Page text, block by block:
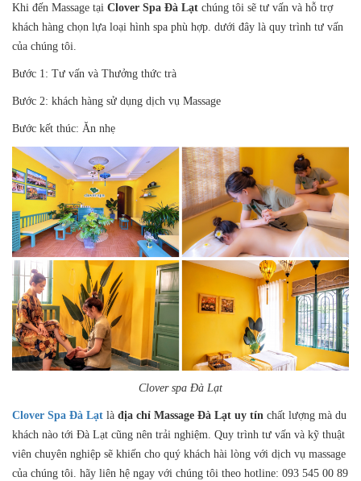
Khi đến Massage tại Clover Spa Đà Lạt chúng tôi sẽ tư vấn và hỗ trợ
khách hàng chọn lựa loại hình spa phù hợp. dưới đây là quy trình tư vấn
của chúng tôi.
Bước 1: Tư vấn và Thưởng thức trà
Bước 2: khách hàng sử dụng dịch vụ Massage
Bước kết thúc: Ăn nhẹ
Clover spa Đà Lạt
Clover Spa Đà Lạt là địa chỉ Massage Đà Lạt uy tín chất lượng mà du
khách nào tới Đà Lạt cũng nên trải nghiệm. Quy trình tư vấn và kỹ thuật
viên chuyên nghiệp sẽ khiến cho quý khách hài lòng với dịch vụ massage
của chúng tôi. hãy liên hệ ngay với chúng tôi theo hotline: 093 545 00 89